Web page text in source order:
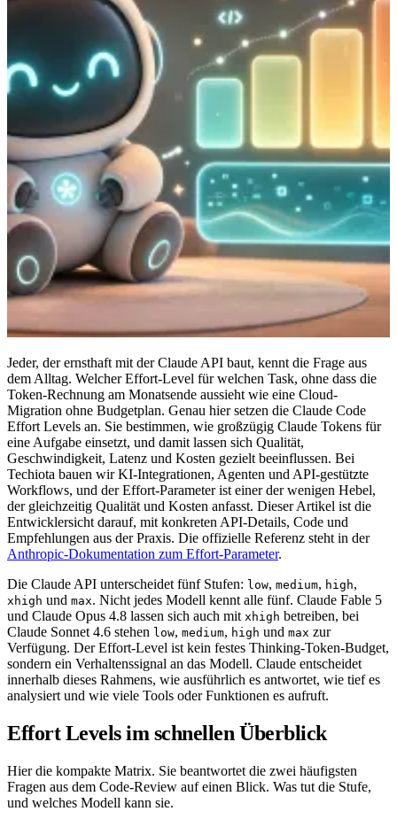
Jeder, der ernsthaft mit der Claude API baut, kennt die Frage aus
dem Alltag. Welcher Effort-Level für welchen Task, ohne dass die
Token-Rechnung am Monatsende aussieht wie eine Cloud-
Migration ohne Budgetplan. Genau hier setzen die Claude Code
Effort Levels an. Sie bestimmen, wie großzügig Claude Tokens für
eine Aufgabe einsetzt, und damit lassen sich Qualität,
Geschwindigkeit, Latenz und Kosten gezielt beeinflussen. Bei
Techiota bauen wir KI-Integrationen, Agenten und API-gestützte
Workflows, und der Effort-Parameter ist einer der wenigen Hebel,
der gleichzeitig Qualität und Kosten anfasst. Dieser Artikel ist die
Entwicklersicht darauf, mit konkreten API-Details, Code und
Empfehlungen aus der Praxis. Die offizielle Referenz steht in der
Anthropic-Dokumentation zum Effort-Parameter.
Die Claude API unterscheidet fünf Stufen: low, medium, high,
xhigh und max. Nicht jedes Modell kennt alle fünf. Claude Fable 5
und Claude Opus 4.8 lassen sich auch mit xhigh betreiben, bei
Claude Sonnet 4.6 stehen low, medium, high und max zur
Verfügung. Der Effort-Level ist kein festes Thinking-Token-Budget,
sondern ein Verhaltenssignal an das Modell. Claude entscheidet
innerhalb dieses Rahmens, wie ausführlich es antwortet, wie tief es
analysiert und wie viele Tools oder Funktionen es aufruft.
Effort Levels im schnellen Überblick
Hier die kompakte Matrix. Sie beantwortet die zwei häufigsten
Fragen aus dem Code-Review auf einen Blick. Was tut die Stufe,
und welches Modell kann sie.